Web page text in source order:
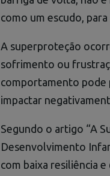
como um escudo,
A superproteção
sofrimento ou
comportamento pode
impactar
Segundo o artigo “A
Desenvolvimento
com baixa resiliência